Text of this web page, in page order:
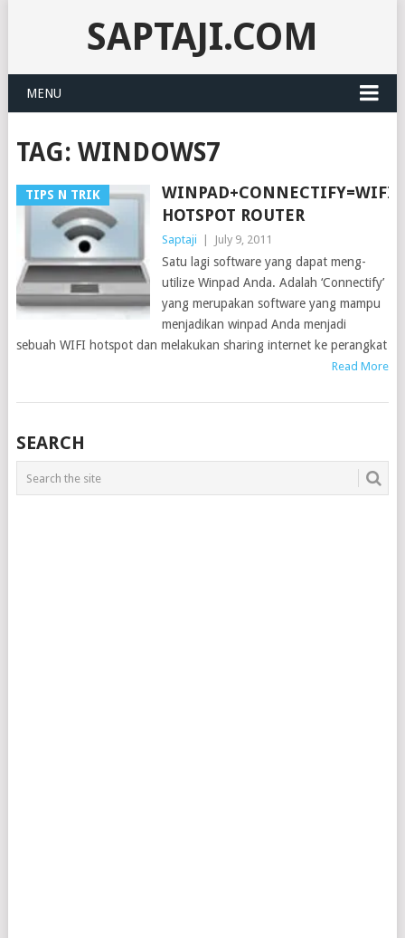
SAPTAJI.COM
MENU
TAG: WINDOWS7
TIPS N TRIK
WINPAD+CONNECTIFY=WIFI
HOTSPOT ROUTER
Saptaji July 9, 2011
Satu lagi software yang dapat meng-
utilize Winpad Anda. Adalah ‘Connectify’
yang merupakan software yang mampu
menjadikan winpad Anda menjadi
sebuah WIFI hotspot dan melakukan sharing internet ke perangkat
Read More
SEARCH